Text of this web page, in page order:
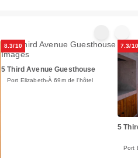
8.3/10
5 Third Avenue Guesthouse
Port Elizabeth À 69m de l'hôtel
7.3/10
5
Port